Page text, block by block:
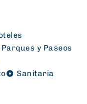
Parques y Paseos
Sanitaria